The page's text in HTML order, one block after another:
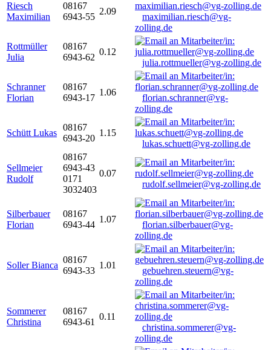
Riesch
Maximilian
08167
6943-55
2.09
maximilian.riesch@vg-
zolling.de
Rottmüller
Julia
08167
6943-62
0.12
julia.rottmueller@vg-zolling.de
Schranner
Florian
08167
6943-17
1.06
florian.schranner@vg-
zolling.de
Schütt Lukas
08167
6943-20
1.15
lukas.schuett@vg-zolling.de
Sellmeier
Rudolf
08167
6943-43
0171
3032403
0.07
rudolf.sellmeier@vg-zolling.de
Silberbauer
Florian
08167
6943-44
1.07
florian.silberbauer@vg-
zolling.de
Soller Bianca
08167
6943-33
1.01
gebuehren.steuern@vg-
zolling.de
Sommerer
Christina
08167
6943-61
0.11
christina.sommerer@vg-
zolling.de